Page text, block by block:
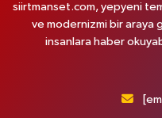
siirtmanset.com, yepyeni
ve modernizmi bir araya
insanlara haber